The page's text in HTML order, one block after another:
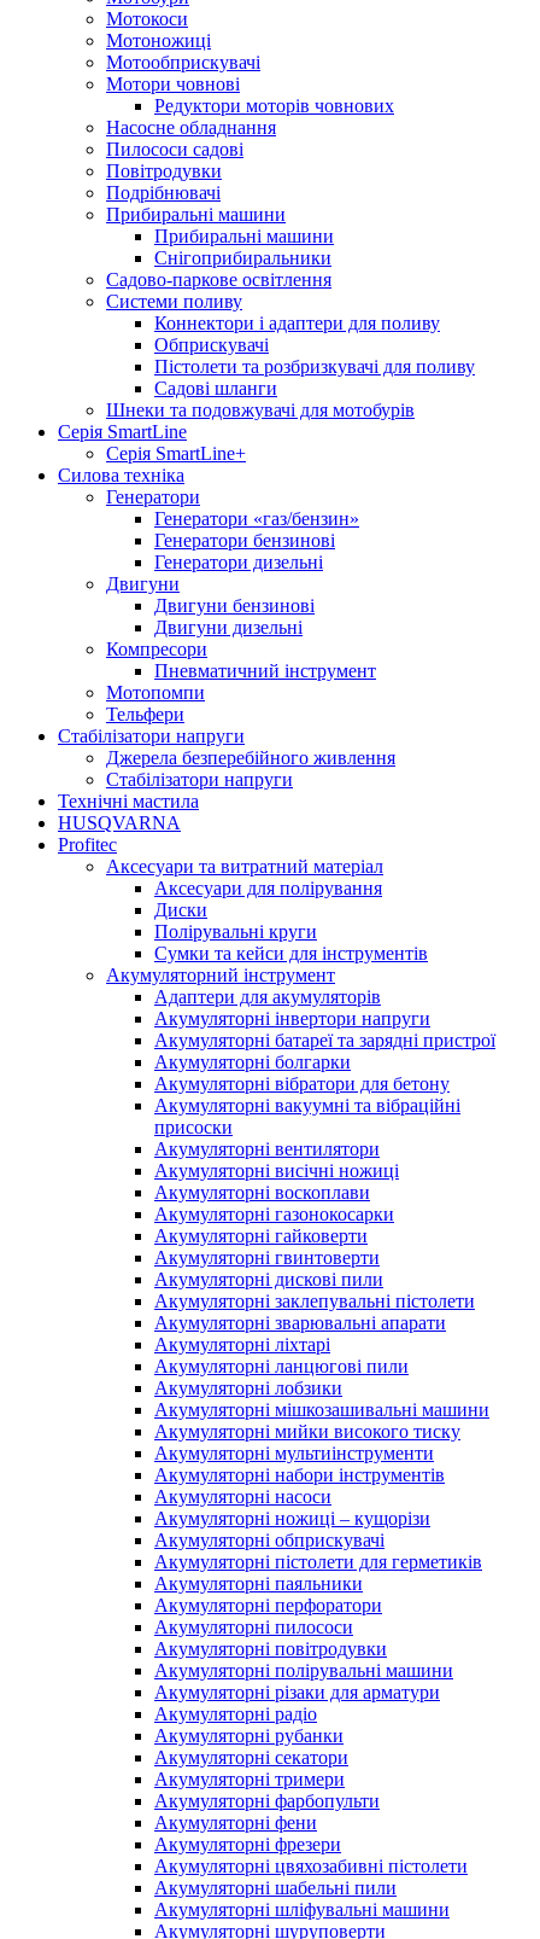
Мотокоси
Мотоножиці
Мотообприскувачі
Мотори човнові
Редуктори моторів човнових
Насосне обладнання
Пилососи садові
Повітродувки
Подрібнювачі
Прибиральні машини
Прибиральні машини
Снігоприбиральники
Садово-паркове освітлення
Системи поливу
Коннектори і адаптери для поливу
Обприскувачі
Пістолети та розбризкувачі для поливу
Садові шланги
Шнеки та подовжувачі для мотобурів
Серія SmartLine
Серія SmartLine+
Силова техніка
Генератори
Генератори «газ/бензин»
Генератори бензинові
Генератори дизельні
Двигуни
Двигуни бензинові
Двигуни дизельні
Компресори
Пневматичний інструмент
Мотопомпи
Тельфери
Стабілізатори напруги
Джерела безперебійного живлення
Стабілізатори напруги
Технічні мастила
HUSQVARNA
Profitec
Аксесуари та витратний матеріал
Аксесуари для полірування
Диски
Полірувальні круги
Сумки та кейси для інструментів
Акумуляторний інструмент
Адаптери для акумуляторів
Акумуляторні інвертори напруги
Акумуляторні батареї та зарядні пристрої
Акумуляторні болгарки
Акумуляторні вібратори для бетону
Акумуляторні вакуумні та вібраційні
присоски
Акумуляторні вентилятори
Акумуляторні висічні ножиці
Акумуляторні воскоплави
Акумуляторні газонокосарки
Акумуляторні гайковерти
Акумуляторні гвинтоверти
Акумуляторні дискові пили
Акумуляторні заклепувальні пістолети
Акумуляторні зварювальні апарати
Акумуляторні ліхтарі
Акумуляторні ланцюгові пили
Акумуляторні лобзики
Акумуляторні мішкозашивальні машини
Акумуляторні мийки високого тиску
Акумуляторні мультиінструменти
Акумуляторні набори інструментів
Акумуляторні насоси
Акумуляторні ножиці – кущорізи
Акумуляторні обприскувачі
Акумуляторні пістолети для герметиків
Акумуляторні паяльники
Акумуляторні перфоратори
Акумуляторні пилососи
Акумуляторні повітродувки
Акумуляторні полірувальні машини
Акумуляторні різаки для арматури
Акумуляторні радіо
Акумуляторні рубанки
Акумуляторні секатори
Акумуляторні тримери
Акумуляторні фарбопульти
Акумуляторні фени
Акумуляторні фрезери
Акумуляторні цвяхозабивні пістолети
Акумуляторні шабельні пили
Акумуляторні шліфувальні машини
Акумуляторні шуруповерти